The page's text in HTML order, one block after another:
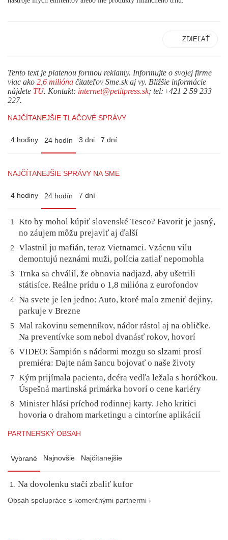
ZDIEĽAŤ
Tento text je platenou formou reklamy. Informujte o svojej firme
viac ako 2,6 milióna čitateľov Sme.sk aj vy. Bližšie informácie
nájdete TU. Kontakt: internet@petitpress.sk; tel:+421 2 59 233
227.
NAJČÍTANEJŠIE TLAČOVÉ SPRÁVY
4 hodiny 24 hodín 3 dni 7 dní
NAJČÍTANEJŠIE SPRÁVY NA SME
4 hodiny 24 hodín 7 dní
1
Kto by mohol kúpiť slovenské Tesco? Favorit je jasný,
no záujem môžu prejaviť aj ďalší
2
Vlastnil ju mafián, teraz Vietnamci. Vzácnu vilu
demontujú neznámi muži, polícia zatiaľ nepomohla
3
Trnka sa chválil, že obnovia nadjazd, aby ušetrili
státisíce. Reálne prídu o 1,8 milióna z eurofondov
4 Na svete je len jedno: Auto, ktoré malo zmeniť dejiny,
parkuje v Brezne
5
Mal rakovinu semenníkov, nádor rástol aj na obličke.
Na preventívke som nebol dvanásť rokov, hovorí
6
VIDEO: Šampión s nádormi mozgu so slzami prosí
premiéra: Dajte nám šancu bojovať o naše životy
7
Kým prijímala pacienta, dcéra vedľa ležala s horúčkou.
Úspešná martinská primárka hovorí o cene kariéry
8
Minister hlási príchod rodinnej karty. Jeho kritici
hovoria o drahom marketingu a cintoríne aplikácií
PARTNERSKÝ OBSAH
Vybrané Najnovšie Najčítanejšie
Na dovolenku stačí zbaliť kufor
Obsah spolupráce s komerčnými partnermi ›